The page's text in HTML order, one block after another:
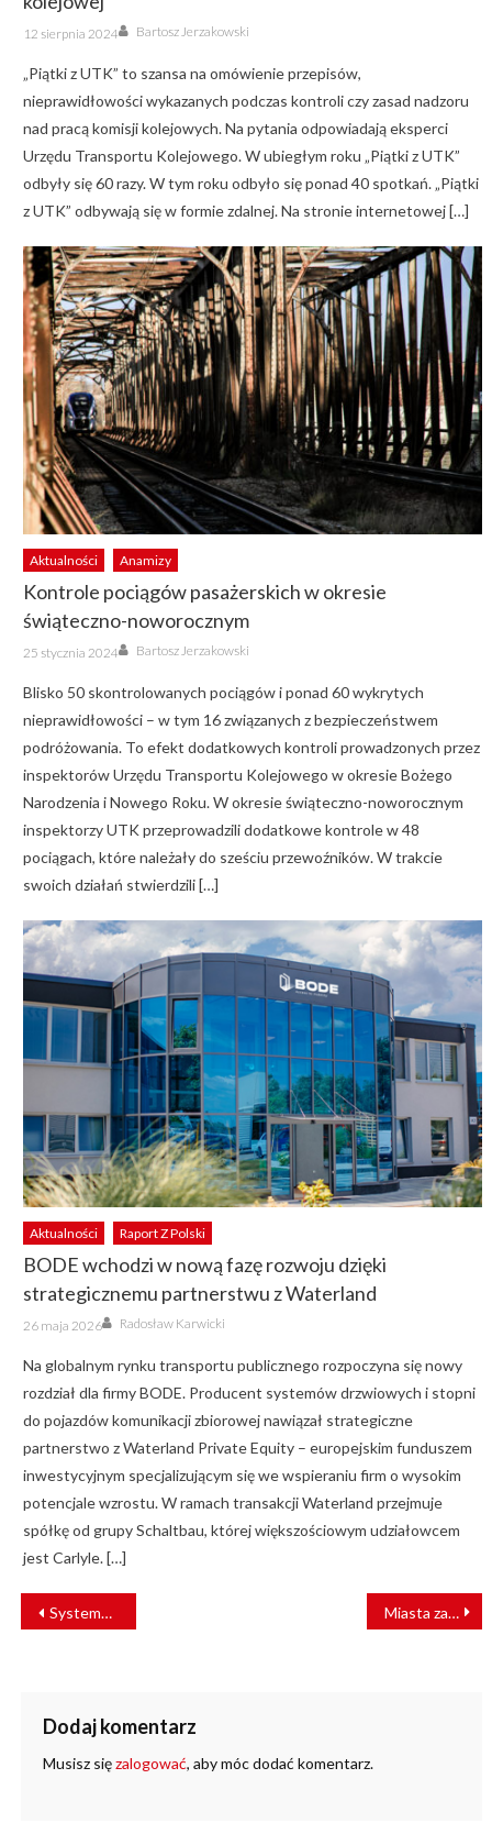
Posted
on
12 sierpnia 2024 Author
Bartosz Jerzakowski
„Piątki z UTK” to szansa na omówienie przepisów,
nieprawidłowości wykazanych podczas kontroli czy zasad nadzoru
nad pracą komisji kolejowych. Na pytania odpowiadają eksperci
Urzędu Transportu Kolejowego. W ubiegłym roku „Piątki z UTK”
odbyły się 60 razy. W tym roku odbyło się ponad 40 spotkań. „Piątki
z UTK” odbywają się w formie zdalnej. Na stronie internetowej […]
Aktualności Anamizy
Kontrole pociągów pasażerskich w okresie
świąteczno-noworocznym
Posted
on
25 stycznia 2024 Author
Bartosz Jerzakowski
Blisko 50 skontrolowanych pociągów i ponad 60 wykrytych
nieprawidłowości – w tym 16 związanych z bezpieczeństwem
podróżowania. To efekt dodatkowych kontroli prowadzonych przez
inspektorów Urzędu Transportu Kolejowego w okresie Bożego
Narodzenia i Nowego Roku. W okresie świąteczno-noworocznym
inspektorzy UTK przeprowadzili dodatkowe kontrole w 48
pociągach, które należały do sześciu przewoźników. W trakcie
swoich działań stwierdzili […]
Aktualności Raport Z Polski
BODE wchodzi w nową fazę rozwoju dzięki
strategicznemu partnerstwu z Waterland
Posted
on
26 maja 2026 Author
Radosław Karwicki
Na globalnym rynku transportu publicznego rozpoczyna się nowy
rozdział dla firmy BODE. Producent systemów drzwiowych i stopni
do pojazdów komunikacji zbiorowej nawiązał strategiczne
partnerstwo z Waterland Private Equity – europejskim funduszem
inwestycyjnym specjalizującym się we wspieraniu firm o wysokim
potencjale wzrostu. W ramach transakcji Waterland przejmuje
spółkę od grupy Schaltbau, której większościowym udziałowcem
jest Carlyle. […]
NAWIGACJA
WPISU
Systemowe podejście do Kolei Dużych Prędkości Miasta zainwestują 1,5 mld w transport publiczny
Dodaj komentarz
Musisz sięzalogować, aby móc dodać komentarz.